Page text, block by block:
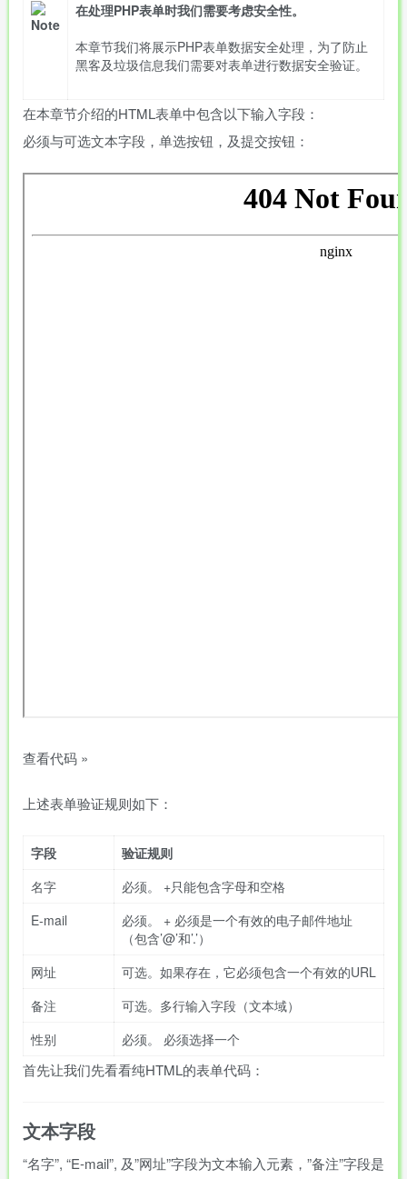
在处理PHP表单时我们需要考虑安全性。
本章节我们将展示PHP表单数据安全处理，为了防止
黑客及垃圾信息我们需要对表单进行数据安全验证。
在本章节介绍的HTML表单中包含以下输入字段：
必须与可选文本字段，单选按钮，及提交按钮：
查看代码 »
上述表单验证规则如下：
字段
验证规则
名字
必须。 +只能包含字母和空格
E-mail
必须。 + 必须是一个有效的电子邮件地址
（包含’@’和’.’）
网址
可选。如果存在，它必须包含一个有效的URL
备注
可选。多行输入字段（文本域）
性别
必须。 必须选择一个
首先让我们先看看纯HTML的表单代码：
文本字段
“名字”, “E-mail”, 及”网址”字段为文本输入元素，”备注”字段是